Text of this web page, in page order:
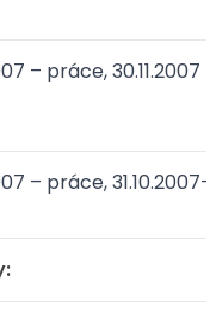
– práce, 30.11.2007
– práce,